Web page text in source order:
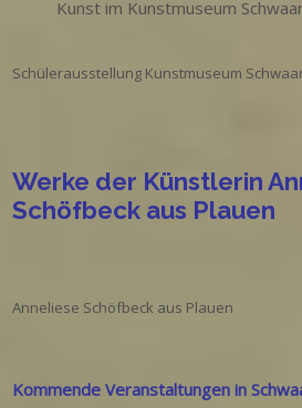
Kunst im Kunstmuseum
Schülerausstellung Kunstmuseum
Werke der Künstlerin
Schöfbeck aus Plauen
Anneliese Schöfbeck aus Plauen
Kommende Veranstaltungen in